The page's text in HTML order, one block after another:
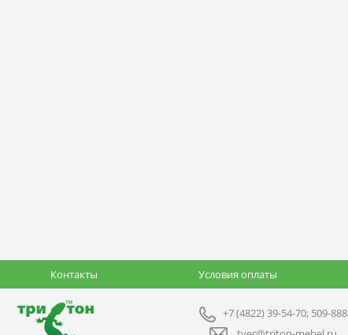
Контакты Условия оплаты
+7 (4822) 39-54-70; 509-888